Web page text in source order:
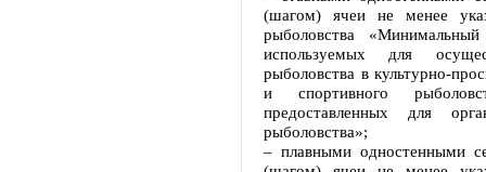
(шагом) ячеи не менее
рыболовства
используемых для
рыболовства в культурно-
и спортивного
предоставленных для
рыболовства»;
– плавными одностенными